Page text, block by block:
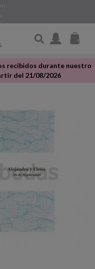
recibidos durante nuestro
del 21/08/2026